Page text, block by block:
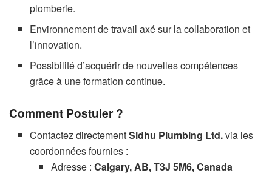
plomberie.
Environnement de travail axé sur la collaboration et
l’innovation.
Possibilité d’acquérir de nouvelles compétences
grâce à une formation continue.
Comment Postuler ?
Contactez directementSidhu Plumbing Ltd.via les
coordonnées fournies :
Adresse : Calgary, AB, T3J 5M6, Canada